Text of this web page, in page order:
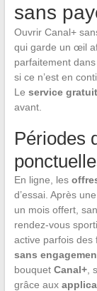
sans
Ouvrir Canal+
qui garde un œil
parfaitement
si ce n’est en
Le service gratuit
avant.
Périodes
En ligne, les
d’essai. Après
un mois offert,
rendez-vous
active parfois des
sans
bouquet Canal+,
grâce aux